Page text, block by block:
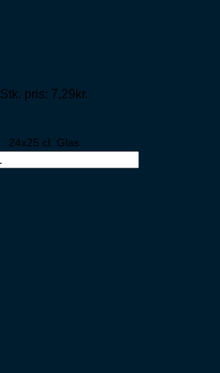
Stk. pris: 7,29kr.
24x25 cl. Glas